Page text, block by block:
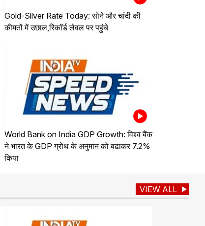
Gold-Silver Rate Today: सोने और चांदी की
कीमतों में उछाल,रिकॉर्ड लेवल पर पहुंचे
World Bank on India GDP Growth: विश्व बैंक
ने भारत के GDP ग्रोथ के अनुमान को बढाकर 7.2%
किया
VIEW ALL